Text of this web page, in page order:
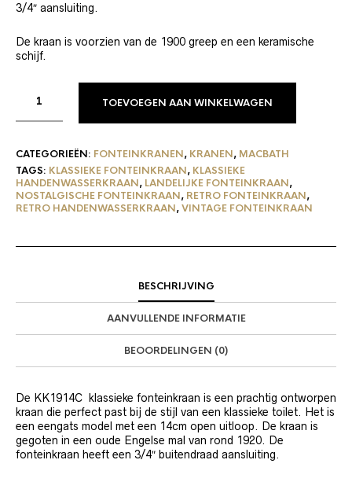
3/4″ aansluiting.
De kraan is voorzien van de 1900 greep en een keramische
schijf.
TOEVOEGEN AAN WINKELWAGEN
CATEGORIEËN: FONTEINKRANEN, KRANEN, MACBATH
TAGS: KLASSIEKE FONTEINKRAAN, KLASSIEKE
HANDENWASSERKRAAN, LANDELIJKE FONTEINKRAAN,
NOSTALGISCHE FONTEINKRAAN, RETRO FONTEINKRAAN,
RETRO HANDENWASSERKRAAN,VINTAGE FONTEINKRAAN
BESCHRIJVING
AANVULLENDE INFORMATIE
BEOORDELINGEN (0)
De KK1914C klassieke fonteinkraan is een prachtig ontworpen
kraan die perfect past bij de stijl van een klassieke toilet. Het is
een eengats model met een 14cm open uitloop. De kraan is
gegoten in een oude Engelse mal van rond 1920. De
fonteinkraan heeft een 3/4″ buitendraad aansluiting.